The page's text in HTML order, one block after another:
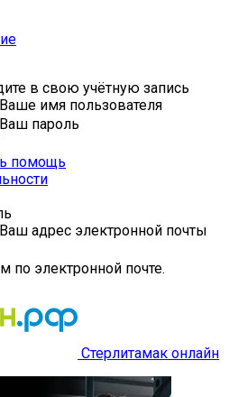
в свою учётную запись
Ваше имя пользователя
Ваш пароль
помощь
Ваш адрес электронной почты
по электронной почте.
Стерлитамак онлайн